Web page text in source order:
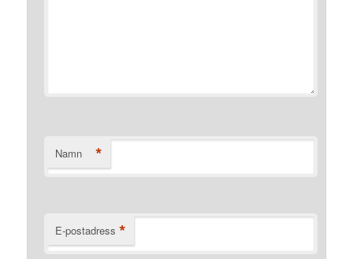
Namn *
E-postadress *